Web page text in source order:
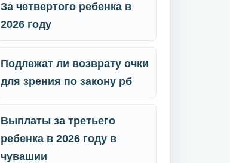
За четвертого ребенка в
2026 году
Подлежат ли возврату очки
для зрения по закону рб
Выплаты за третьего
ребенка в 2026 году в
чувашии